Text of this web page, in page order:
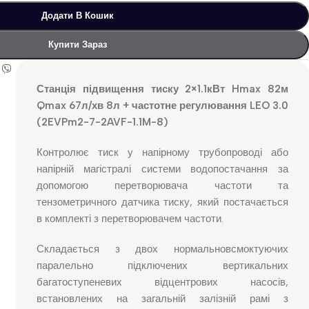
Додати В Кошик
Купити Зараз
Станція підвищення тиску 2×1.1кВт Hmax 82м
Qmax 67л/хв 8л + частотне регулювання LEO 3.0
(2EVPm2-7-2AVF-1.1M-8)
Контролює тиск у напірному трубопроводі або
напірній магістралі системи водопостачання за
допомогою перетворювача частоти та
тензометричного датчика тиску, який постачається
в комплекті з перетворювачем частоти.
Складається з двох нормальновсмоктуючих
паралельно підключених вертикальних
багатоступеневих відцентрових насосів,
встановлених на загальній залізній рамі з